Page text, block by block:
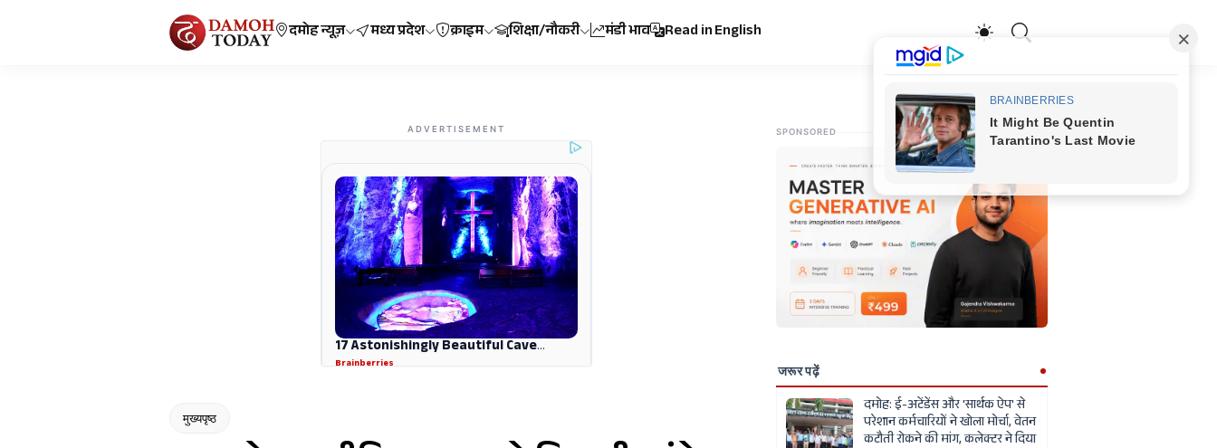
दमोह न्यूज़ मध्य प्रदेश क्राइम शिक्षा/नौकरी मंडी भाव Read in English
ADVERTISEMENT
मुख्यपृष्ठ
SPONSORED
जरूर पढ़ें
दमोह: ई-अटेंडेंस और 'सार्थक ऐप' से
परेशान कर्मचारियों ने खोला मोर्चा, वेतन
कटौती रोकने की मांग, कलेक्टर ने दिया